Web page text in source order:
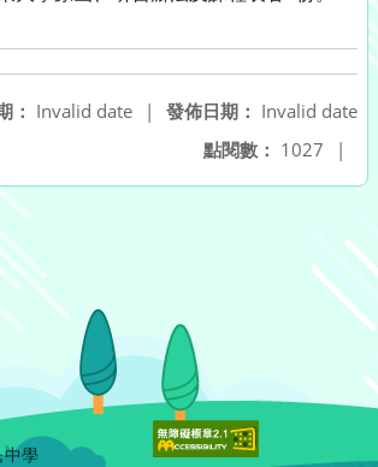
發佈日期： Invalid date
： Invalid date
|
點閱數： 1027 |
學